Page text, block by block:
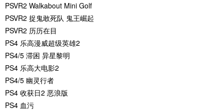
PSVR2 Walkabout Mini Golf
PSVR2 捉鬼敢死队 鬼王崛起
PSVR2 历历在目
PS4 乐高漫威超级英雄2
PS4/5 滞困 异星黎明
PS4 乐高大电影2
PS4/5 幽灵行者
PS4 收获日2 恶浪版
PS4 血污